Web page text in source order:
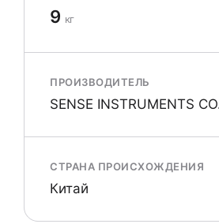
9 кг
ПРОИЗВОДИТЕЛЬ
SENSE INSTRUMENTS
СТРАНА ПРОИСХОЖДЕНИЯ
Китай